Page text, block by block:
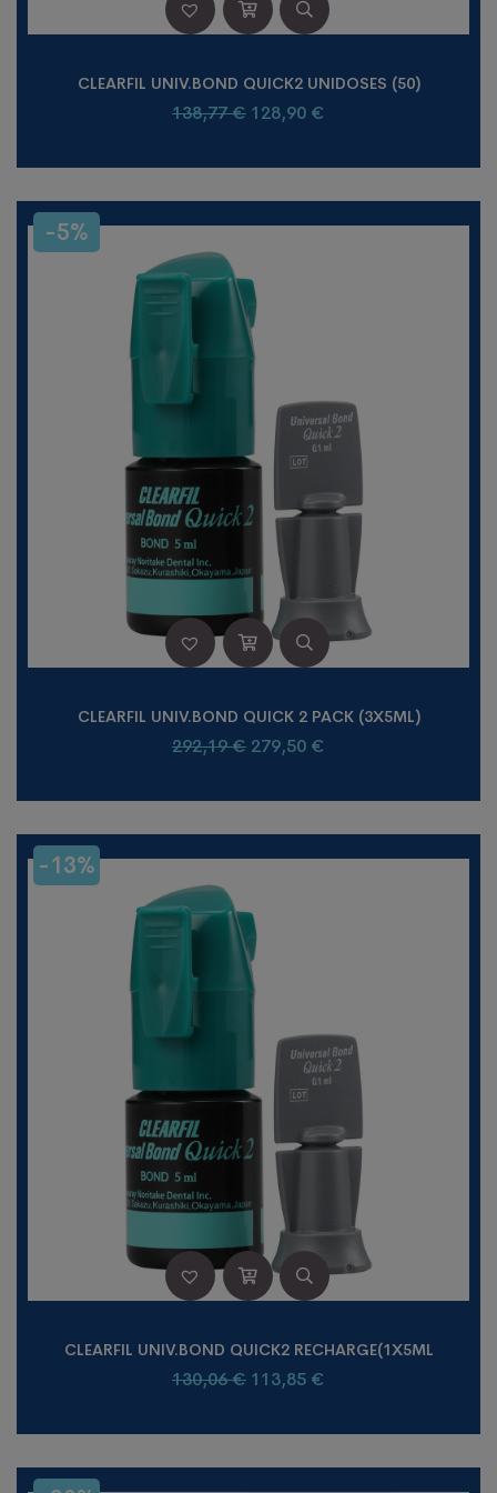
CLEARFIL UNIV.BOND QUICK2 UNIDOSES (50)
138,77€ 128,90 €
-5%
CLEARFIL UNIV.BOND QUICK 2 PACK (3X5ML)
292,19€ 279,50 €
-13%
CLEARFIL UNIV.BOND QUICK2 RECHARGE(1X5ML
130,06€ 113,85 €